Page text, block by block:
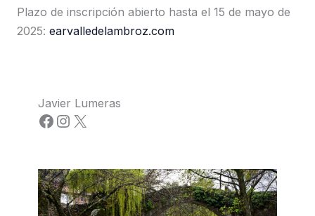
Plazo de inscripción abierto hasta el 15 de mayo de
2025: earvalledelambroz.com
Javier Lumeras
Facebook Instagram X